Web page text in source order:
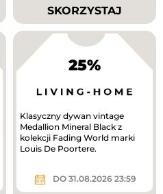
SKORZYSTAJ
25%
Klasyczny dywan vintage
Medallion Mineral Black z
kolekcji Fading World marki
Louis De Poortere.
DO 31.08.2026 23:59